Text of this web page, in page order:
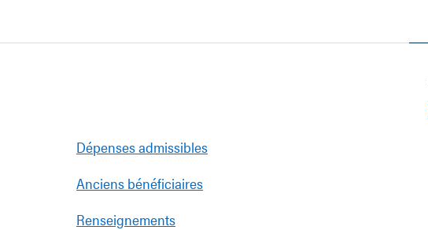
Dépenses admissibles
Anciens bénéficiaires
Renseignements